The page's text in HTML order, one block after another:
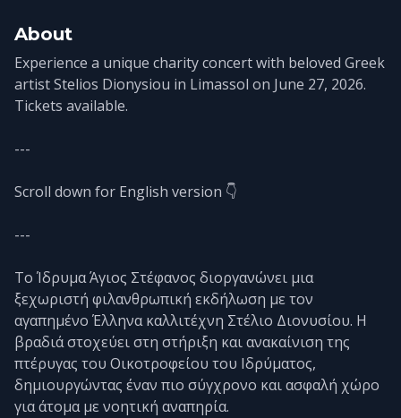
About
Experience a unique charity concert with beloved Greek
artist Stelios Dionysiou in Limassol on June 27, 2026.
Tickets available.
---
Scroll down for English version 👇
---
Το Ίδρυμα Άγιος Στέφανος διοργανώνει μια
ξεχωριστή φιλανθρωπική εκδήλωση με τον
αγαπημένο Έλληνα καλλιτέχνη Στέλιο Διονυσίου. Η
βραδιά στοχεύει στη στήριξη και ανακαίνιση της
πτέρυγας του Οικοτροφείου του Ιδρύματος,
δημιουργώντας έναν πιο σύγχρονο και ασφαλή χώρο
για άτομα με νοητική αναπηρία.